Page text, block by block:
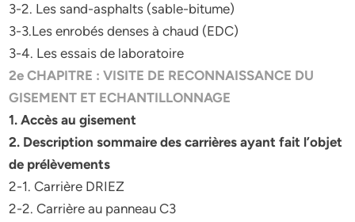
3-2. Les sand-asphalts (sable-bitume)
3-3.Les enrobés denses à chaud (EDC)
3-4. Les essais de laboratoire
2e CHAPITRE : VISITE DE RECONNAISSANCE DU
GISEMENT ET ECHANTILLONNAGE
1. Accès au gisement
2. Description sommaire des carrières ayant fait l’objet
de prélèvements
2-1. Carrière DRIEZ
2-2. Carrière au panneau C3